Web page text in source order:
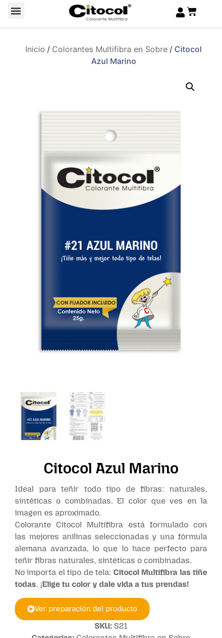
Inicio / Colorantes Multifibra en Sobre / Citocol
Azul Marino
Citocol Azul Marino
Ideal para teñir todo tipo de fibras: naturales,
sintéticas o combinadas. El color que ves en la
imagen es aproximado.
Colorante Citocol Multifibra está formulado con
las mejores anilinas seleccionadas y una fórmula
alemana avanzada, lo que lo hace perfecto para
teñir fibras naturales, sintéticas o combinadas.
No importa el tipo de tela: Citocol Multifibra las tiñe
todas. ¡Elige tu color y dale vida a tus prendas!
Ver preparación del producto
SKU: S21